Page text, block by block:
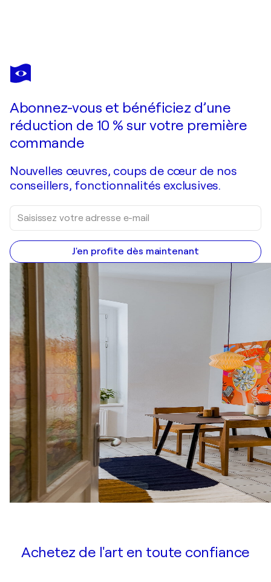
EUGENIO FOZ
Les Primitifs
Abonnez-vous et bénéficiez d’une
réduction de 10 % sur votre première
commande
Nouvelles œuvres, coups de cœur de nos
conseillers, fonctionnalités exclusives.
J'en profite dès maintenant
Achetez de l'art en toute confiance